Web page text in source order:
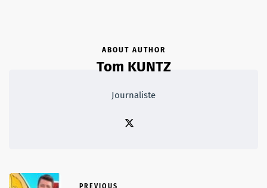
ABOUT AUTHOR
Tom KUNTZ
Journaliste
PREVIOUS